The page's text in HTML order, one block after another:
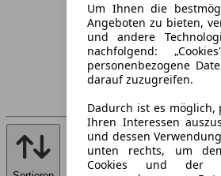
Um Ihnen die
Angeboten zu bieten,
und andere
nachfolgend:
personenbezogene
darauf zuzugreifen.
Dadurch ist es
Ihren Interessen
und dessen
unten rechts, um
Cookies und der